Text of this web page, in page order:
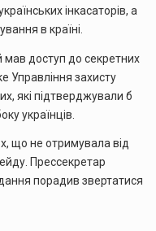
інкасаторів, а
в країні.
доступ до секретних
Управління захисту
які підтверджували б
українців.
що не отримувала від
Прессекретар
порадив звертатися